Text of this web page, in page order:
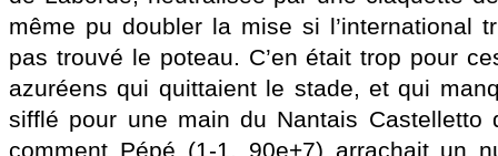
même pu doubler la mise si l’international
pas trouvé le poteau. C’en était trop pour
azuréens qui quittaient le stade, et qui
sifflé pour une main du Nantais Castelletto
comment Pépé (1-1, 90e+7) arrachait un